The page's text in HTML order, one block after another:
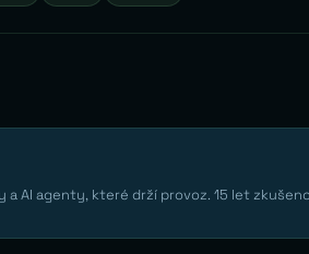
a AI agenty, které drží provoz. 15 let